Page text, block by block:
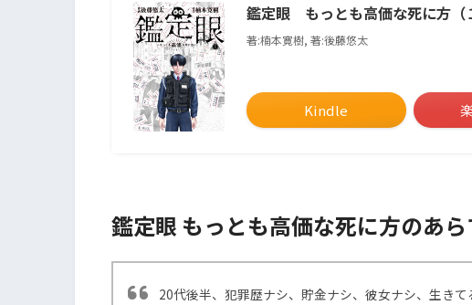
鑑定眼 もっとも高価な死に方（
著:楠本寛樹, 著:後藤悠太
Kindle
鑑定眼 もっとも高価な死に方のあら
20代後半、犯罪歴ナシ、貯金ナシ、彼女ナシ、生き